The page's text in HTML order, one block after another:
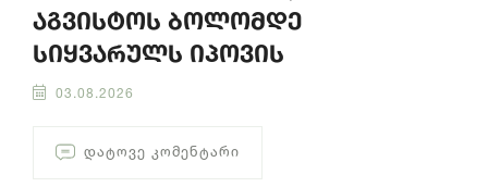
აგვისტოს ბოლომდე
სიყვარულს იპოვის
03.08.2026
ᲓᲐᲢᲝᲕᲔ ᲙᲝᲛᲔᲜᲢᲐᲠᲘ